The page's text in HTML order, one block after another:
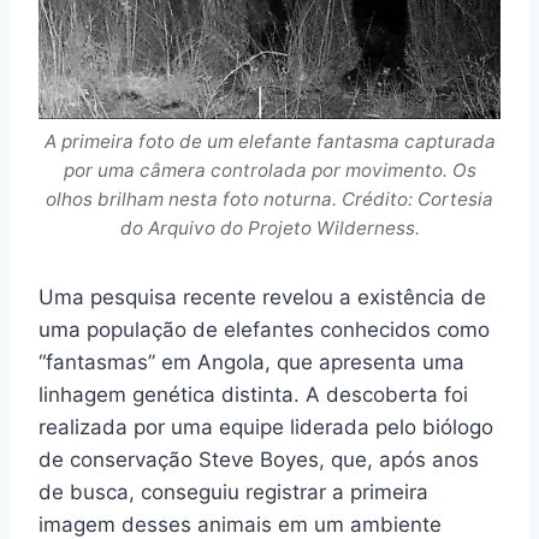
A primeira foto de um elefante fantasma capturada
por uma câmera controlada por movimento. Os
olhos brilham nesta foto noturna. Crédito: Cortesia
do Arquivo do Projeto Wilderness.
Uma pesquisa recente revelou a existência de
uma população de elefantes conhecidos como
“fantasmas” em Angola, que apresenta uma
linhagem genética distinta. A descoberta foi
realizada por uma equipe liderada pelo biólogo
de conservação Steve Boyes, que, após anos
de busca, conseguiu registrar a primeira
imagem desses animais em um ambiente